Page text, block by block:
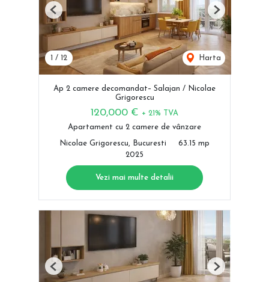
1 / 12 Harta
Previous Next
Ap 2 camere decomandat– Salajan / Nicolae
Grigorescu
120,000 € + 21% TVA
Apartament cu 2 camere de vânzare
Nicolae Grigorescu, Bucuresti
63.15 mp
2025
Vezi mai multe detalii
Previous Next